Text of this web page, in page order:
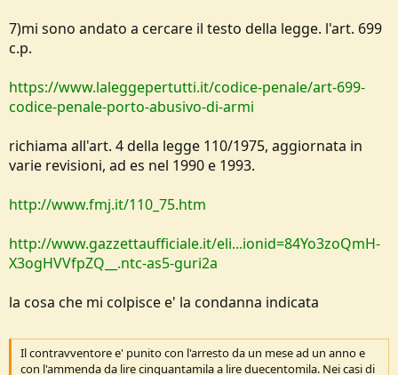
7)mi sono andato a cercare il testo della legge. l'art. 699
c.p.
https://www.laleggepertutti.it/codice-penale/art-699-
codice-penale-porto-abusivo-di-armi
richiama all'art. 4 della legge 110/1975, aggiornata in
varie revisioni, ad es nel 1990 e 1993.
http://www.fmj.it/110_75.htm
http://www.gazzettaufficiale.it/eli...ionid=84Yo3zoQmH-
X3ogHVVfpZQ__.ntc-as5-guri2a
la cosa che mi colpisce e' la condanna indicata
Il contravventore e' punito con l'arresto da un mese ad un anno e
con l'ammenda da lire cinquantamila a lire duecentomila. Nei casi di